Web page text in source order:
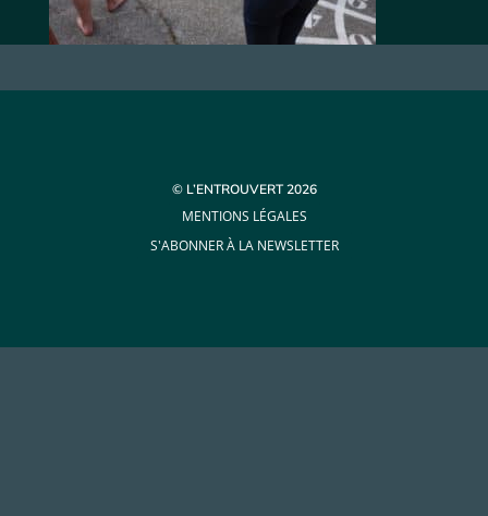
© L’ENTROUVERT 2026
MENTIONS LÉGALES
S'ABONNER À LA NEWSLETTER